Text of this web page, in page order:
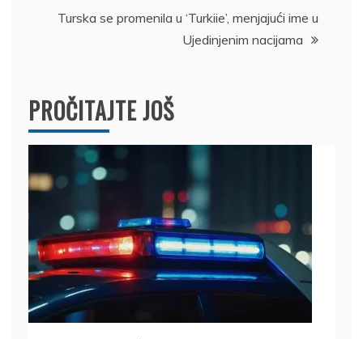
Turska se promenila u ‘Turkiie’, menjajući ime u
Ujedinjenim nacijama
PROČITAJTE JOŠ